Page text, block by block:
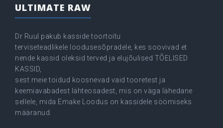
ULTIMATE RAW
Dr Ruul pakub kasside toortoitu
terviseteadlikele loodusesõpradele, kes soovivad et
nende kassid oleksid terved ja elujõulised TÕELISED
KASSID,
sest meie toidud koosnevad vaid tooretest ja
keemiavabadest lähteosadest, mis on väga lähedane
sellele, mida Emake Loodus on kassidele söömiseks
määranud.